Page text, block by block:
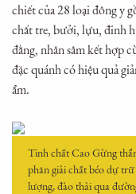
chiết của 28 loại đông y
chất tre, bưởi, lựu, đinh
đằng, nhân sâm kết hợp
đặc quánh có hiệu quả
ẩm.
Tinh chất Cao Gừng
phân giải chất béo dự
lượng, đào thải qua